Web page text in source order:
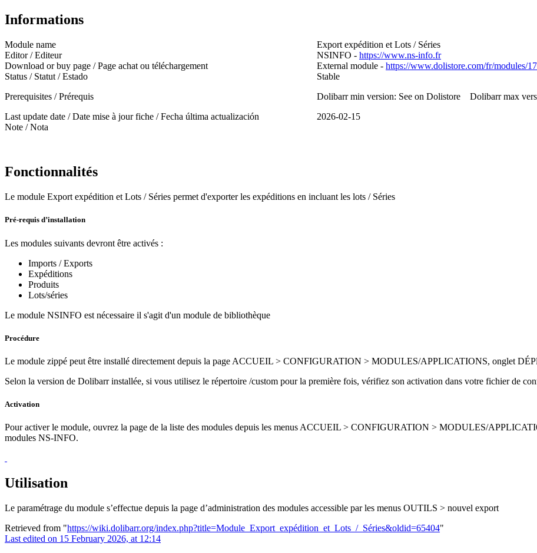
Informations
Module name
Export expédition et Lots / Séries
Editor / Editeur
NSINFO - https://www.ns-info.fr
Download or buy page / Page achat ou téléchargement
External module - https://www.dolistore.com/fr/modules/
Status / Statut / Estado
Stable
Prerequisites / Prérequis
Dolibarr min version: See on Dolistore Dolibarr max
Last update date / Date mise à jour fiche / Fecha última actualización
2026-02-15
Note / Nota
Fonctionnalités
Le module Export expédition et Lots / Séries permet d'exporter les expéditions en incluant les lots / Séries
Pré-requis d’installation
Les modules suivants devront être activés :
Imports / Exports
Expéditions
Produits
Lots/séries
Le module NSINFO est nécessaire il s'agit d'un module de bibliothèque
Procédure
Le module zippé peut être installé directement depuis la page ACCUEIL > CONFIGURATION > MODULES/APPLICATIONS, onglet
Selon la version de Dolibarr installée, si vous utilisez le répertoire /custom pour la première fois, vérifiez son activation dans votre fichier de
Activation
Pour activer le module, ouvrez la page de la liste des modules depuis les menus ACCUEIL > CONFIGURATION > MODULES/
modules NS-INFO.
Utilisation
Le paramétrage du module s’effectue depuis la page d’administration des modules accessible par les menus OUTILS > nouvel export
Retrieved from "https://wiki.dolibarr.org/index.php?title=Module_Export_expédition_et_Lots_/_Séries&oldid=65404"
Last edited on 15 February 2026, at 12:14